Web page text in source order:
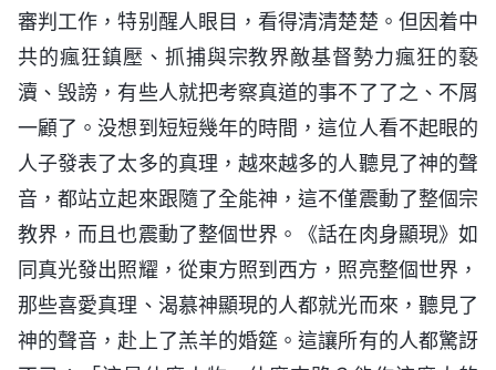
審判工作，特别醒人眼目，看得清清楚楚。但因着中
共的瘋狂鎮壓、抓捕與宗教界敵基督勢力瘋狂的褻
瀆、毁謗，有些人就把考察真道的事不了了之、不屑
一顧了。没想到短短幾年的時間，這位人看不起眼的
人子發表了太多的真理，越來越多的人聽見了神的聲
音，都站立起來跟隨了全能神，這不僅震動了整個宗
教界，而且也震動了整個世界。《話在肉身顯現》如
同真光發出照耀，從東方照到西方，照亮整個世界，
那些喜愛真理、渴慕神顯現的人都就光而來，聽見了
神的聲音，赴上了羔羊的婚筵。這讓所有的人都驚訝